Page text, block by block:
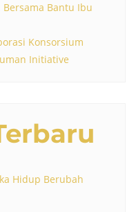
Bantu Ibu
Konsorsium
Initiative
Hidup Berubah